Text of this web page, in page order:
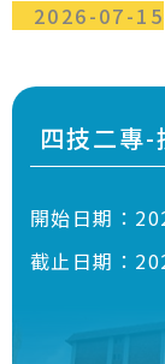
2026-07-15
四技二專-
開始日期：
截止日期：